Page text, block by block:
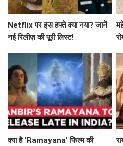
Netflix पर इस हफ्ते क्या नया? जानें
नई रिलीज़ की पूरी लिस्ट!
क्या है 'Ramayana' फिल्म की